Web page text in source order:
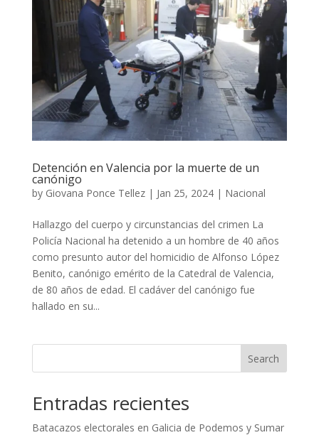
Detención en Valencia por la muerte de un
canónigo
by Giovana Ponce Tellez| Jan 25, 2024| Nacional
Hallazgo del cuerpo y circunstancias del crimen La
Policía Nacional ha detenido a un hombre de 40 años
como presunto autor del homicidio de Alfonso López
Benito, canónigo emérito de la Catedral de Valencia,
de 80 años de edad. El cadáver del canónigo fue
hallado en su...
Search
Entradas recientes
Batacazos electorales en Galicia de Podemos y Sumar